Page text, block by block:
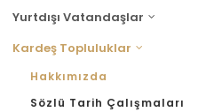
Yurtdışı Vatandaşlar
Kardeş Topluluklar
Hakkımızda
Sözlü Tarih Çalışmaları